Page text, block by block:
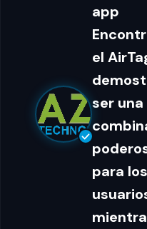
app
el
ser una
para los